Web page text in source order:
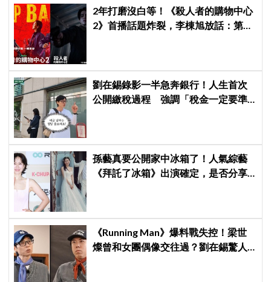
2年打磨沒白等！《殺人者的購物中心
2》首播話題炸裂，李棟旭放話：第三
劉在錫錄影一半急奔銀行！人生首次
公開繳稅過程 強調「稅金一定要準
孫藝真要公開家中冰箱了！人氣綜藝
《拜託了冰箱》出演確定，是否分享
《Running Man》爆料戰失控！梁世
燦曾和女團偶像交往過？劉在錫驚人